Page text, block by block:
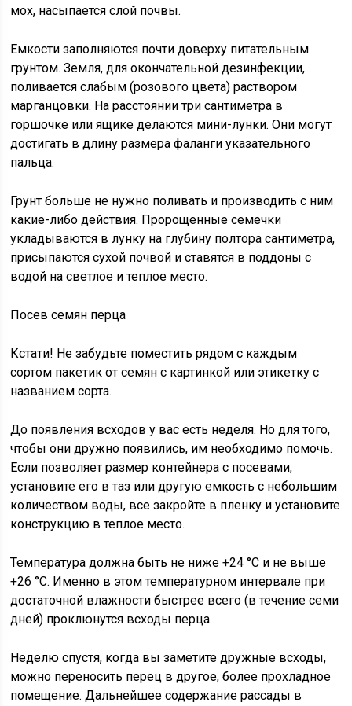
мох, насыпается слой почвы.
Емкости заполняются почти доверху питательным
грунтом. Земля, для окончательной дезинфекции,
поливается слабым (розового цвета) раствором
марганцовки. На расстоянии три сантиметра в
горшочке или ящике делаются мини-лунки. Они могут
достигать в длину размера фаланги указательного
пальца.
Грунт больше не нужно поливать и производить с ним
какие-либо действия. Пророщенные семечки
укладываются в лунку на глубину полтора сантиметра,
присыпаются сухой почвой и ставятся в поддоны с
водой на светлое и теплое место.
Посев семян перца
Кстати! Не забудьте поместить рядом с каждым
сортом пакетик от семян с картинкой или этикетку с
названием сорта.
До появления всходов у вас есть неделя. Но для того,
чтобы они дружно появились, им необходимо помочь.
Если позволяет размер контейнера с посевами,
установите его в таз или другую емкость с небольшим
количеством воды, все закройте в пленку и установите
конструкцию в теплое место.
Температура должна быть не ниже +24 °С и не выше
+26 °С. Именно в этом температурном интервале при
достаточной влажности быстрее всего (в течение семи
дней) проклюнутся всходы перца.
Неделю спустя, когда вы заметите дружные всходы,
можно переносить перец в другое, более прохладное
помещение. Дальнейшее содержание рассады в